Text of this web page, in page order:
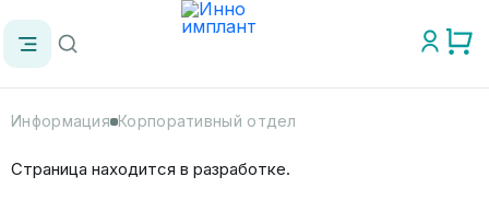
Информация Корпоративный отдел
Страница находится в разработке.